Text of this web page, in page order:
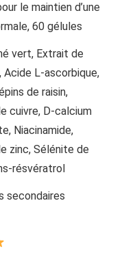
le maintien d’une
60 gélules
vert, Extrait de
Acide L-ascorbique,
de raisin,
cuivre, D-calcium
Niacinamide,
zinc, Sélénite de
résvératrol
secondaires